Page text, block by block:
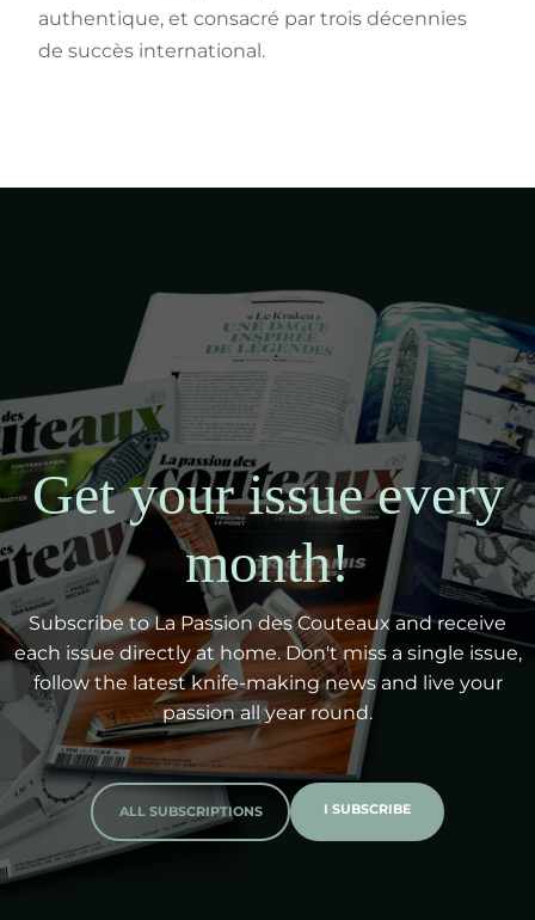
authentique, et consacré par trois décennies
de succès international.
Get your issue every
month!
Subscribe to La Passion des Couteaux and receive
each issue directly at home. Don't miss a single issue,
follow the latest knife-making news and live your
passion all year round.
ALL SUBSCRIPTIONS I SUBSCRIBE